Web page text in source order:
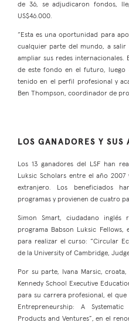
de 36, se adjudicaron fondos,
US$46.000.
“Esta es una oportunidad para
cualquier parte del mundo, a salir
ampliar sus redes internacionales.
de este fondo en el futuro, luego
tenido en el perfil profesional y
Ben Thompson, coordinador de
LOS GANADORES Y SUS
Los 13 ganadores del LSF han
Luksic Scholars entre el año
extranjero. Los beneficiados
programas y provienen de cuatro
Simon Smart, ciudadano inglés
programa Babson Luksic
para realizar el curso: “Circular
de la University of Cambridge,
Por su parte, Ivana Marsic,
Kennedy School Executive
para su carrera profesional, el
Entrepreneurship: A
Products and Ventures”, en el